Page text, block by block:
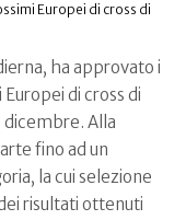
Europei di cross di
ha approvato i
di cross di
dicembre. Alla
fino ad un
la cui selezione
risultati ottenuti